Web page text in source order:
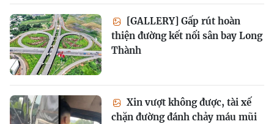
[GALLERY] Gấp rút hoàn
thiện đường kết nối sân bay Long
Thành
Xin vượt không được, tài xế
chặn đường đánh chảy máu mũi